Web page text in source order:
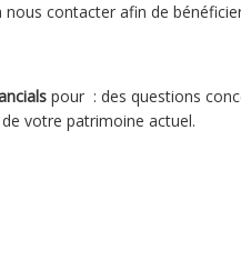
nous contacter afin de
pour : des questions
votre patrimoine actuel.